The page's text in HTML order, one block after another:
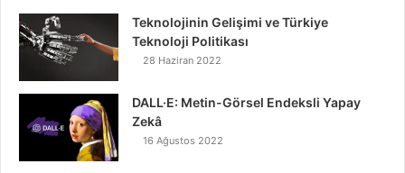
Teknolojinin Gelişimi ve Türkiye
Teknoloji Politikası
28 Haziran 2022
DALL·E: Metin-Görsel Endeksli Yapay
Zekâ
16 Ağustos 2022